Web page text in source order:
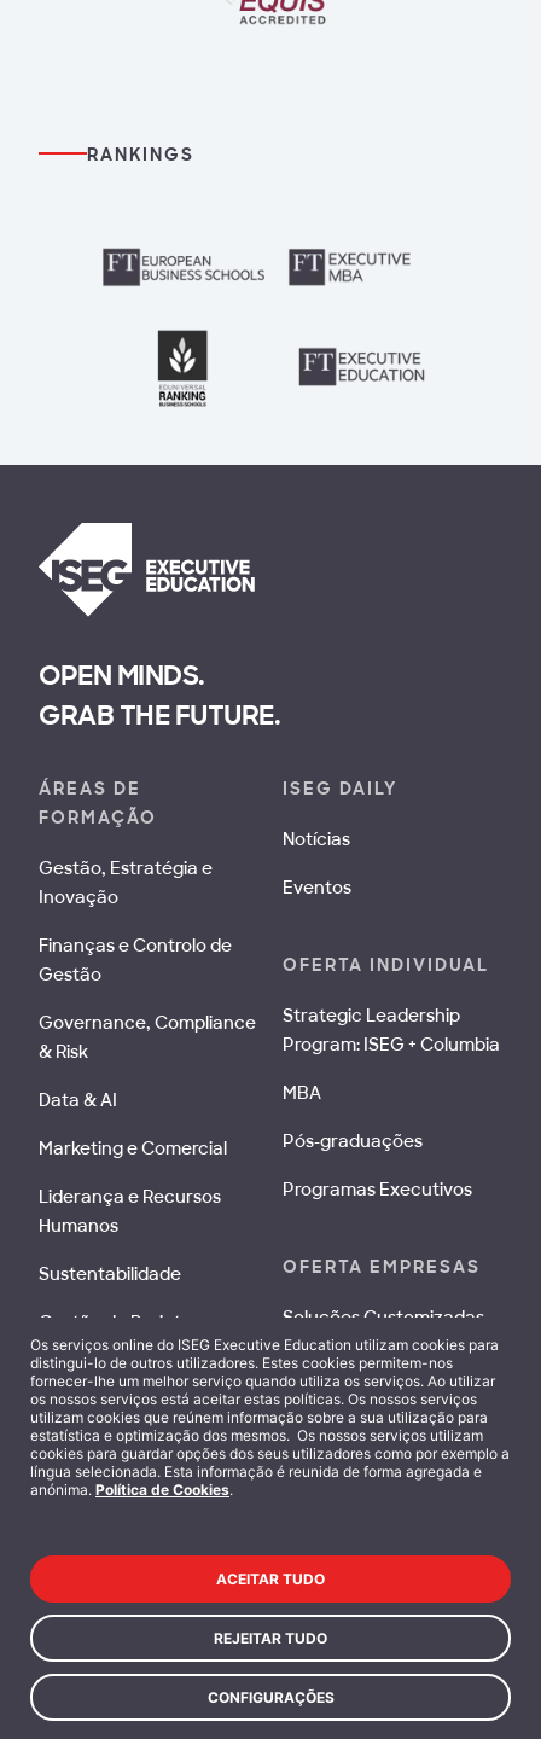
RANKINGS
OPEN MINDS.
GRAB THE FUTURE.
ÁREAS DE
FORMAÇÃO
Gestão, Estratégia e
Inovação
Finanças e Controlo de
Gestão
Governance, Compliance
& Risk
Data & AI
Marketing e Comercial
Liderança e Recursos
Humanos
Sustentabilidade
Gestão de Projetos e
Operações
Setoriais
QUEM SOMOS
Equipa
ISEG DAILY
Notícias
Eventos
OFERTA INDIVIDUAL
Strategic Leadership
Program: ISEG + Columbia
MBA
Pós-graduações
Programas Executivos
OFERTA EMPRESAS
Soluções Customizadas
Consultoria
RECLAMAÇÕES
DOCUMENTOS
Código de Ética e
Conduta
Os serviços online do ISEG Executive Education utilizam cookies para
distingui-lo de outros utilizadores. Estes cookies permitem-nos
fornecer-lhe um melhor serviço quando utiliza os serviços. Ao utilizar
os nossos serviços está aceitar estas políticas. Os nossos serviços
utilizam cookies que reúnem informação sobre a sua utilização para
estatística e optimização dos mesmos. Os nossos serviços utilizam
cookies para guardar opções dos seus utilizadores como por exemplo a
língua selecionada. Esta informação é reunida de forma agregada e
anónima. Política de Cookies.
CONFIGURAÇÕES
REJEITAR TUDO
ACEITAR TUDO